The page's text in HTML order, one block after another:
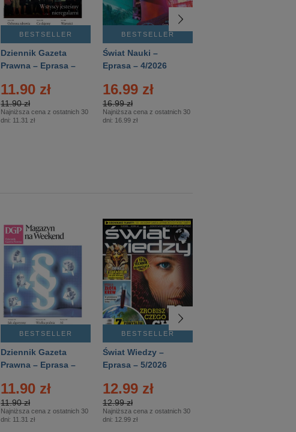
BESTSELLER
Dziennik Gazeta
Prawna – Eprasa –
11.90 zł
11.90 zł
Najniższa cena z ostatnich 30
dni: 11.31 zł
BESTSELLER
Świat Nauki –
Eprasa – 4/2026
16.99 zł
16.99 zł
Najniższa cena z ostatnich 30
dni: 16.99 zł
BESTSELLER
Dziennik Gazeta
Prawna – Eprasa –
11.90 zł
11.90 zł
Najniższa cena z ostatnich 30
dni: 11.31 zł
BESTSELLER
Świat Wiedzy –
Eprasa – 5/2026
12.99 zł
12.99 zł
Najniższa cena z ostatnich 30
dni: 12.99 zł